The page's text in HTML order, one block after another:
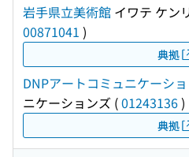
岩手県立美術館 イワテ ケン
00871041 )
典拠
DNPアートコミュニケーシ
ニケーションズ (01243136)
典拠